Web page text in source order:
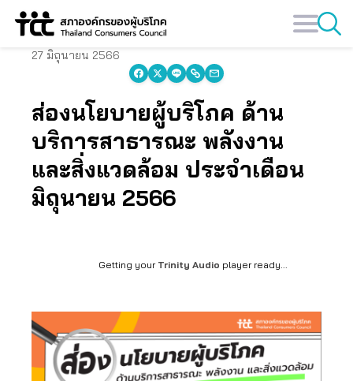
Skip
27 มิถุนายน 2566
ส่องนโยบายผู้บริโภค ด้าน
บริการสาธารณะ พลังงาน
และสิ่งแวดล้อม ประจำเดือน
มิถุนายน 2566
Getting your Trinity Audio player ready...